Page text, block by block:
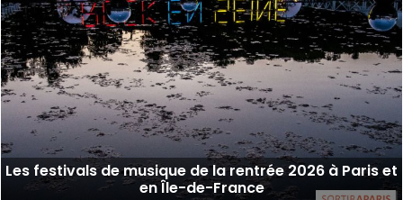
Les festivals de musique de la rentrée 2026 à Paris et
en Île-de-France